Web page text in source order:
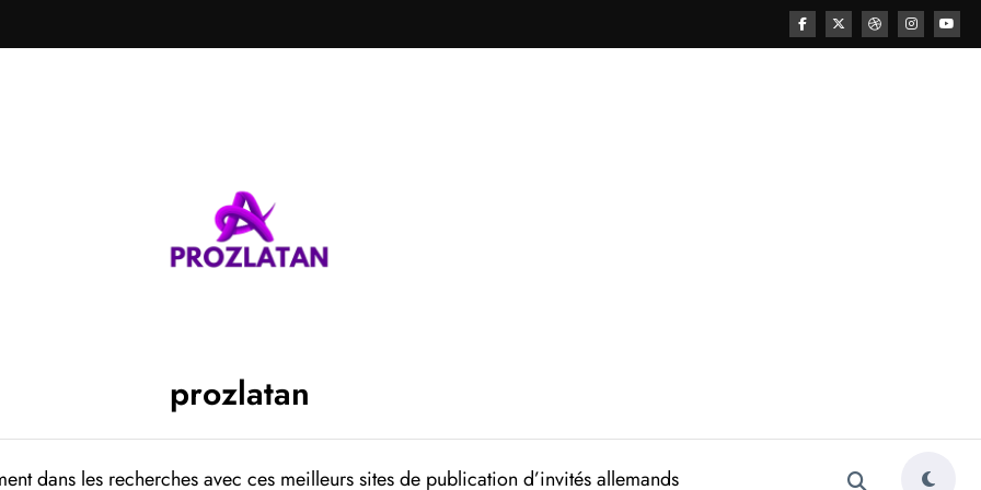
prozlatan
dans les recherches avec ces meilleurs sites de publication d’invités allemands